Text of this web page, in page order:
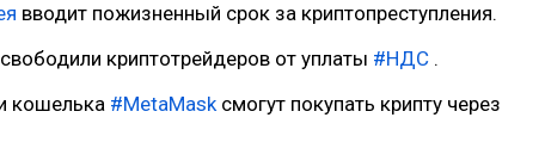
вводит пожизненный срок за криптопреступления.
криптотрейдеров от уплаты #НДС .
кошелька #MetaMaskсмогут покупать крипту через